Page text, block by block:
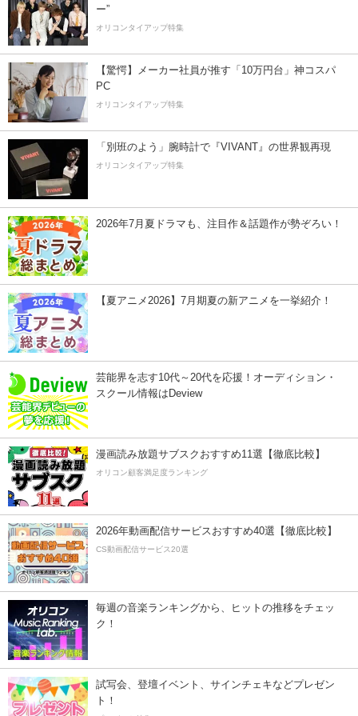
ー”
オリコンタイアップ特集
【驚愕】メーカー社員が推す「10万円台」神コスパ
PC
オリコンタイアップ特集
「別班のよう」腕時計で『VIVANT』の世界観再現
オリコンタイアップ特集
2026年7月夏ドラマも、注目作＆話題作が勢ぞろい！
【夏アニメ2026】7月期夏の新アニメを一挙紹介！
芸能界を志す10代～20代を応援！オーディション・
スクール情報はDeview
漫画読み放題サブスクおすすめ11選【徹底比較】
オリコン顧客満足度ランキング
2026年動画配信サービスおすすめ40選【徹底比較】
CS動画配信サービス20選
毎週の音楽ランキングから、ヒットの推移をチェッ
ク！
試写会、登壇イベント、サインチェキなどプレゼン
ト！